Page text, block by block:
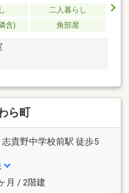
二人暮らし
含) 角部屋
ら町
志貴野中学校前駅 徒歩5
月 / 2階建